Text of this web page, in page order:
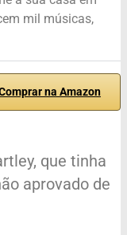
mil músicas,
na Amazon
que tinha
aprovado de